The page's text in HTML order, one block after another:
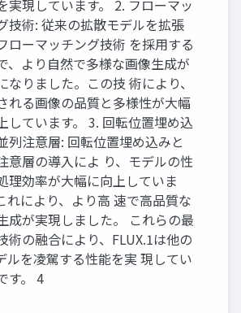
実現しています。 2. フローマッ
技術: 従来の拡散モデルを拡張
ローマッチング技術 を採用する
、より自然で多様な画像生成が
なりました。この技 術により、
れる画像の品質と多様性が大幅
しています。 3. 回転位置埋め込
列注意層: 回転位置埋め込みと
意層の導入によ り、モデルの性
理効率が大幅に向上していま
れにより、より高 速で高品質な
成が実現しました。 これらの最
術の融合により、FLUX.1は他の
ルを凌駕する性能を実 現してい
す。 4